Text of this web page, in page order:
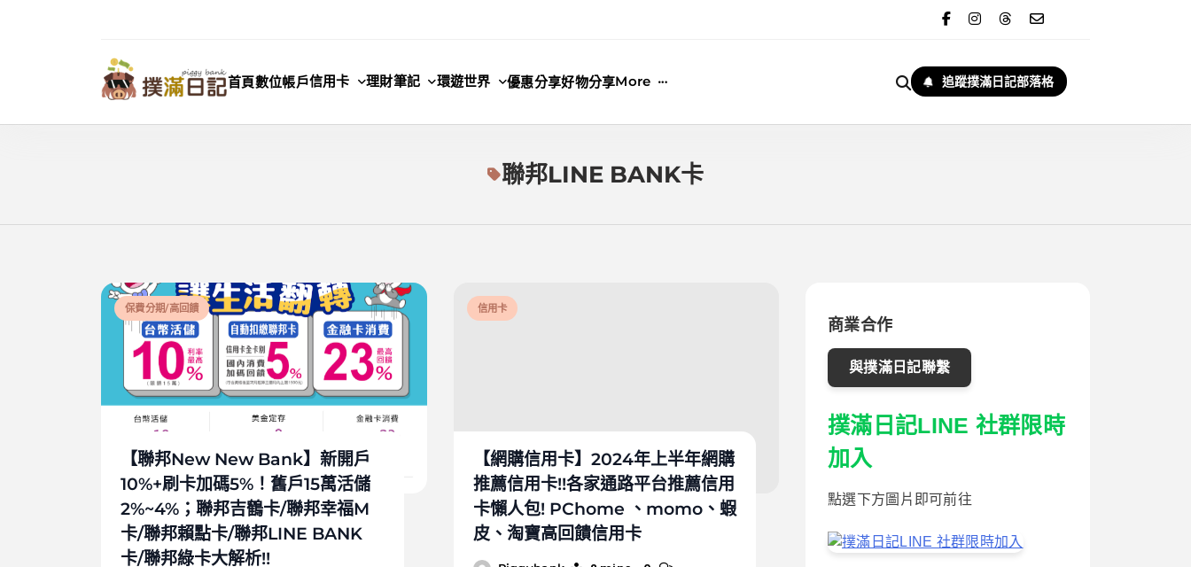
撲滿日記
首頁數位帳戶信用卡 理財筆記 環遊世界 優惠分享好物分享More 追蹤撲滿日記部落格
聯邦LINE BANK卡
保費分期/高回饋
【聯邦New New Bank】新開戶
10%+刷卡加碼5%！舊戶15萬活儲
2%~4%；聯邦吉鶴卡/聯邦幸福M
卡/聯邦賴點卡/聯邦LINE BANK
卡/聯邦綠卡大解析!!
信用卡
【網購信用卡】2024年上半年網購
推薦信用卡!!各家通路平台推薦信用
卡懶人包! PChome 、momo、蝦
皮、淘寶高回饋信用卡
商業合作
與撲滿日記聯繫
撲滿日記LINE 社群限時
加入
點選下方圖片即可前往